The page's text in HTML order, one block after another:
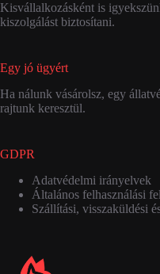
Kisvállalkozásként is
kiszolgálást biztosítani.
Egy jó ügyért
Ha nálunk vásárolsz, egy
rajtunk keresztül.
GDPR
Adatvédelmi irányelvek
Általános felhasználási
Szállítási, visszaküldési